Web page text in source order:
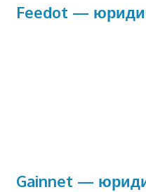
Feedot —
Gainnet —